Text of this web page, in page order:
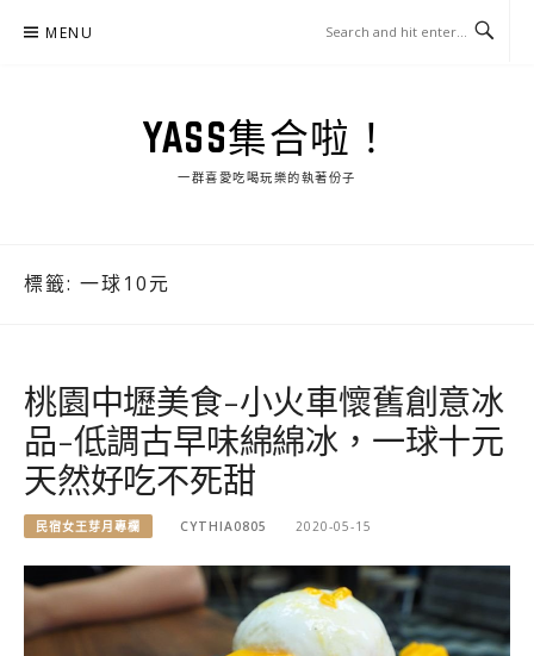
MENU
YASS集合啦！
一群喜愛吃喝玩樂的執著份子
標籤: 一球10元
桃園中壢美食-小火車懷舊創意冰
品-低調古早味綿綿冰，一球十元
天然好吃不死甜
民宿女王芽月專欄 CYTHIA0805 2020-05-15